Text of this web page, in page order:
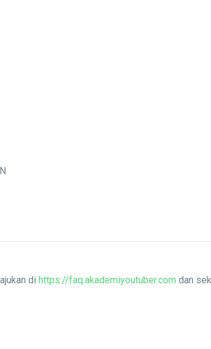
di https://faq.akademiyoutuber.com dan